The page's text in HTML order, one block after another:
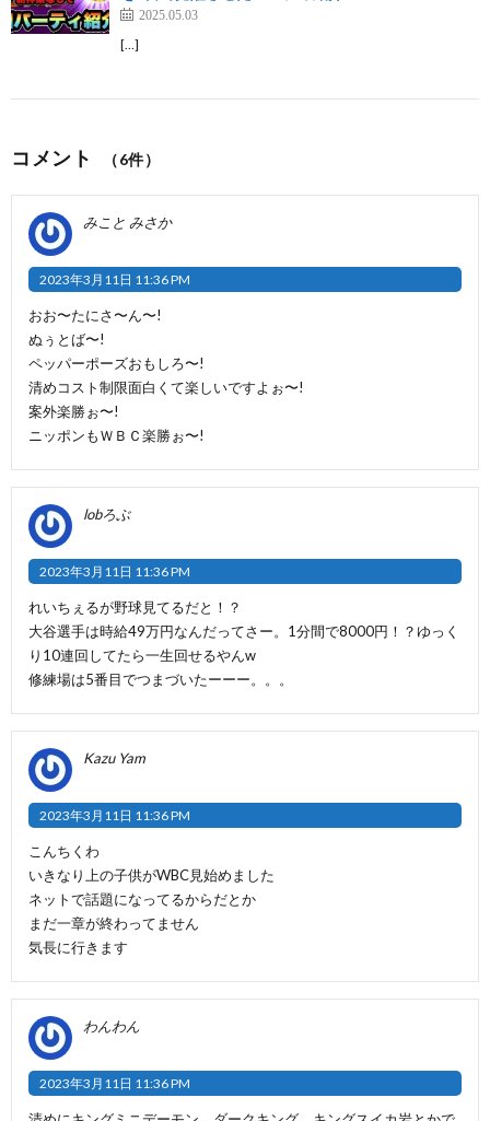
2025.05.03
[…]
コメント （6件）
みこと みさか
2023年3月11日 11:36 PM
おお〜たにさ〜ん〜!
ぬぅとば〜!
ペッパーポーズおもしろ〜!
清めコスト制限面白くて楽しいですよぉ〜!
案外楽勝ぉ〜!
ニッポンもＷＢＣ楽勝ぉ〜!
lobろぶ
2023年3月11日 11:36 PM
れいちぇるが野球見てるだと！？
大谷選手は時給49万円なんだってさー。1分間で8000円！？ゆっく
り10連回してたら一生回せるやんw
修練場は5番目でつまづいたーーー。。。
Kazu Yam
2023年3月11日 11:36 PM
こんちくわ
いきなり上の子供がWBC見始めました
ネットで話題になってるからだとか
まだ一章が終わってません
気長に行きます
わんわん
2023年3月11日 11:36 PM